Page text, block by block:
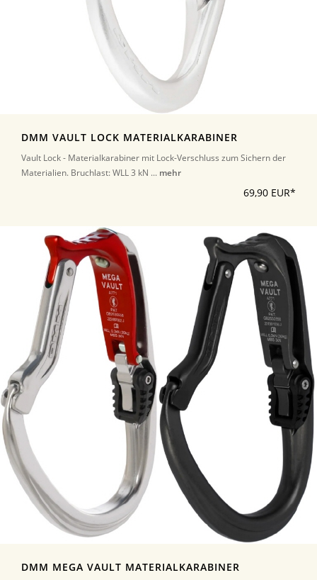
DMM VAULT LOCK MATERIALKARABINER
Vault Lock - Materialkarabiner mit Lock-Verschluss zum Sichern der
Materialien. Bruchlast: WLL 3 kN ... mehr
69,90 EUR*
DMM MEGA VAULT MATERIALKARABINER